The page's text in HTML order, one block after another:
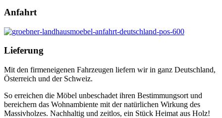
Kontaktformular
Ihre Kontaktdaten
Vorname
Ihre E-Mailadresse*
Rückruf erbeten:
Anfahrt
Lieferung
Mit den firmeneigenen Fahrzeugen liefern wir in ganz Deutschland,
Österreich und der Schweiz.
So erreichen die Möbel unbeschadet ihren Bestimmungsort und
bereichern das Wohnambiente mit der natürlichen Wirkung des
Massivholzes. Nachhaltig und zeitlos, ein Stück Heimat aus Holz!